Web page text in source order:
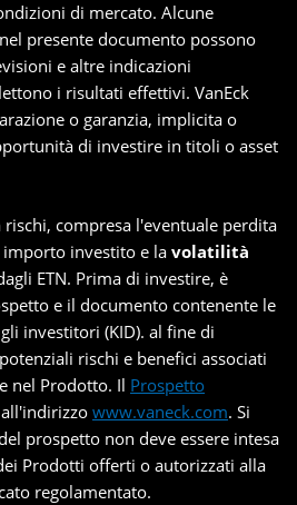
di mercato. Alcune
presente documento possono
e altre indicazioni
i risultati effettivi. VanEck
o garanzia, implicita o
di investire in titoli o asset
compresa l'eventuale perdita
investito e la volatilità
ETN. Prima di investire, è
e il documento contenente le
investitori (KID). al fine di
rischi e benefici associati
nel Prodotto. Il Prospetto
www.vaneck.com. Si
prospetto non deve essere intesa
Prodotti offerti o autorizzati alla
regolamentato.